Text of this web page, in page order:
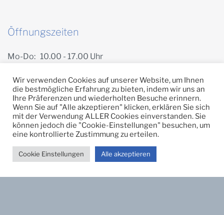
Öffnungszeiten
Mo-Do: 10.00 - 17.00 Uhr
Impressum Datenschutz
Widerrufsbelehrung
Kontakt
Copyright © 2026 Klostergoldschmiede.
Wir verwenden Cookies auf unserer Website, um Ihnen
die bestmögliche Erfahrung zu bieten, indem wir uns an
Ihre Präferenzen und wiederholten Besuche erinnern.
Wenn Sie auf "Alle akzeptieren" klicken, erklären Sie sich
mit der Verwendung ALLER Cookies einverstanden. Sie
können jedoch die "Cookie-Einstellungen" besuchen, um
eine kontrollierte Zustimmung zu erteilen.
Cookie Einstellungen Alle akzeptieren